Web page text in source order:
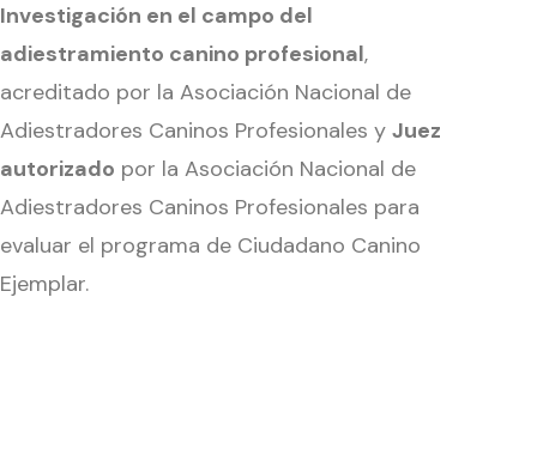
Investigación en el campo del
adiestramiento canino profesional,
acreditado por la Asociación Nacional de
Adiestradores Caninos Profesionales y Juez
autorizado por la Asociación Nacional de
Adiestradores Caninos Profesionales para
evaluar el programa de Ciudadano Canino
Ejemplar.